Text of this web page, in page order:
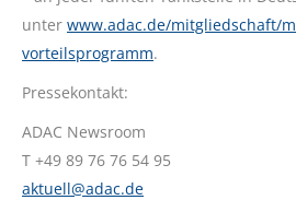
unter www.adac.de/mitgliedschaft/
vorteilsprogramm.
Pressekontakt:
ADAC Newsroom
T +49 89 76 76 54 95
aktuell@adac.de